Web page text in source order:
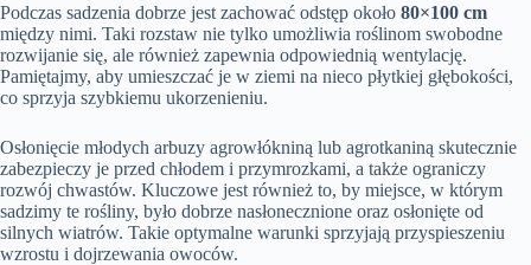
Podczas sadzenia dobrze jest zachować odstęp około 80×100 cm
między nimi. Taki rozstaw nie tylko umożliwia roślinom swobodne
rozwijanie się, ale również zapewnia odpowiednią wentylację.
Pamiętajmy, aby umieszczać je w ziemi na nieco płytkiej głębokości,
co sprzyja szybkiemu ukorzenieniu.
Osłonięcie młodych arbuzy agrowłókniną lub agrotkaniną skutecznie
zabezpieczy je przed chłodem i przymrozkami, a także ograniczy
rozwój chwastów. Kluczowe jest również to, by miejsce, w którym
sadzimy te rośliny, było dobrze nasłonecznione oraz osłonięte od
silnych wiatrów. Takie optymalne warunki sprzyjają przyspieszeniu
wzrostu i dojrzewania owoców.